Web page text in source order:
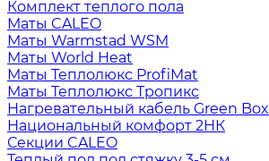
Комплект теплого пола
Маты CALEO
Маты Warmstad WSM
Маты World Heat
Маты Теплолюкс ProfiMat
Маты Теплолюкс Тропикс
Нагревательный кабель Green Box
Национальный комфорт 2НК
Секции CALEO